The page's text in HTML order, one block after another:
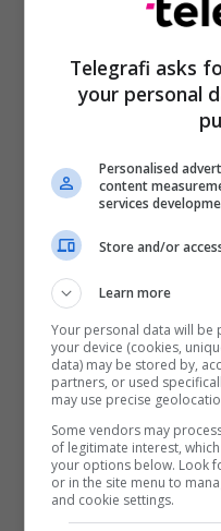
Bilall Kasami
Komuna
Shoqata E Gazetarëve
Telegrafi asks
your personal
Personalised
content
services
Store and/or
Learn more
Your personal data will
your device (cookies,
data) may be stored by,
partners, or used
may use precise
Some vendors may
of legitimate interest,
your options below. Look
or in the site menu to
and cookie settings.